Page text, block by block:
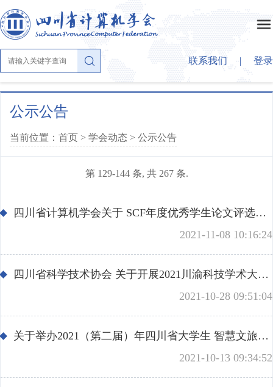
联系我们 | 登录
首页
章法条则
大事纪要
智策顾问
学会活动
关注学会
理事会成员
学会专家团
会员学术成就
公示公告
当前位置：首页 > 学会动态 > 公示公告
第 129-144 条, 共 267 条.
四川省计算机学会关于 SCF年度优秀学生论文评选评审结果的公示
2021-11-08 10:16:24
四川省科学技术协会 关于开展2021川渝科技学术大会优秀论文 评选工作的通知
2021-10-28 09:51:04
关于举办2021（第二届）年四川省大学生 智慧文旅作品创新创作大赛的通知
2021-10-13 09:34:52